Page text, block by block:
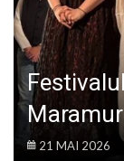
LIFE
21 MAI 2026